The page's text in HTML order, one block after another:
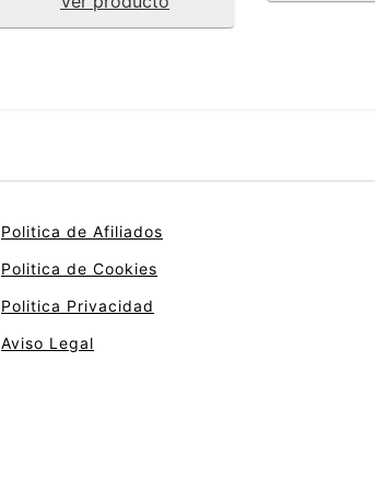
Politica de Afiliados
Politica de Cookies
Politica Privacidad
Aviso Legal